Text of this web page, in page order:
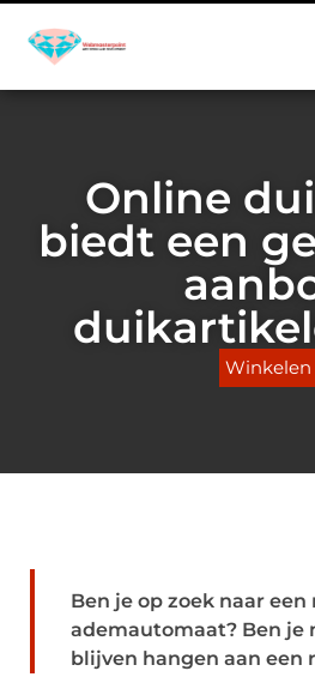
Online
biedt een
Winkelen
Ben je op zoek naar
ademautomaat? Ben je
blijven hangen aan een